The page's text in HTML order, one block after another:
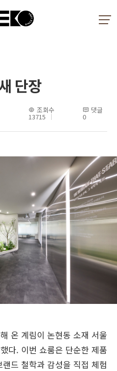
단장
조회수
13715
댓글
0
온 계림이 논현동 소재 서울
다. 이번 쇼룸은 단순한 제품
드 철학과 감성을 직접 체험